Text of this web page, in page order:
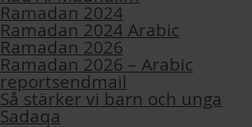
Ramadan 2024
Ramadan 2024 Arabic
Ramadan 2026
Ramadan 2026 – Arabic
reportsendmail
Så stärker vi barn och unga
Sadaqa